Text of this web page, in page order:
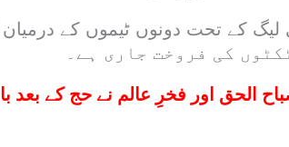
کی فروخت جاری ہے۔
الحق اور فخرِ عالم نے حج کے بعد